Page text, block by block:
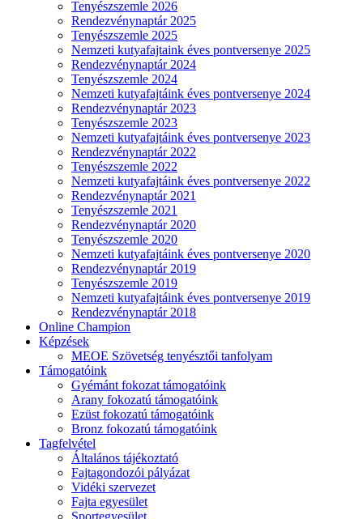
Tenyészszemle 2026
Rendezvénynaptár 2025
Tenyészszemle 2025
Nemzeti kutyafajtaink éves pontversenye 2025
Rendezvénynaptár 2024
Tenyészszemle 2024
Nemzeti kutyafajtáink éves pontversenye 2024
Rendezvénynaptár 2023
Tenyészszemle 2023
Nemzeti kutyafajtáink éves pontversenye 2023
Rendezvénynaptár 2022
Tenyészszemle 2022
Nemzeti kutyafajtáink éves pontversenye 2022
Rendezvénynaptár 2021
Tenyészszemle 2021
Rendezvénynaptár 2020
Tenyészszemle 2020
Nemzeti kutyafajtáink éves pontversenye 2020
Rendezvénynaptár 2019
Tenyészszemle 2019
Nemzeti kutyafajtáink éves pontversenye 2019
Rendezvénynaptár 2018
Online Champion
Képzések
MEOE Szövetség tenyésztői tanfolyam
Támogatóink
Gyémánt fokozat támogatóink
Arany fokozatú támogatóink
Ezüst fokozatú támogatóink
Bronz fokozatú támogatóink
Tagfelvétel
Általános tájékoztató
Fajtagondozói pályázat
Vidéki szervezet
Fajta egyesület
Sportegyesület